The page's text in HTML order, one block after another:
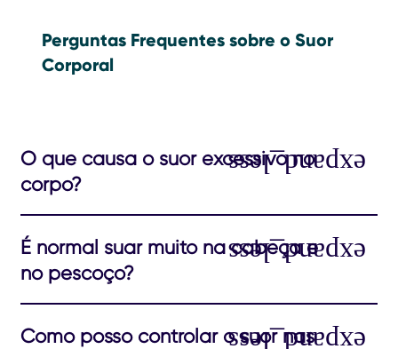
Perguntas Frequentes sobre o Suor
Corporal
O que causa o suor excessivo no
corpo?
É normal suar muito na cabeça e
no pescoço?
Como posso controlar o suor nas